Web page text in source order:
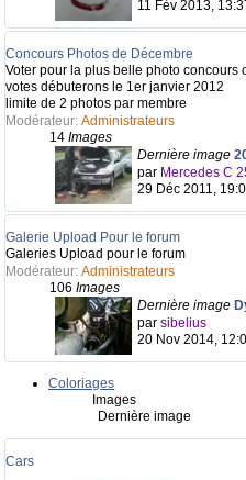
11 Fév 2013,
Concours Photos de Décembre
Voter pour la plus belle photo concours
votes débuterons le 1er janvier 2012
limite de 2 photos par membre
Modérateur: Administrateurs
14 Images
Dernière image
par Mercedes C
29 Déc 2011,
Galerie Upload Pour le forum
Galeries Upload pour le forum
Modérateur: Administrateurs
106 Images
Dernière image
par sibelius
20 Nov 2014,
Coloriages
Images
Dernière image
Cars